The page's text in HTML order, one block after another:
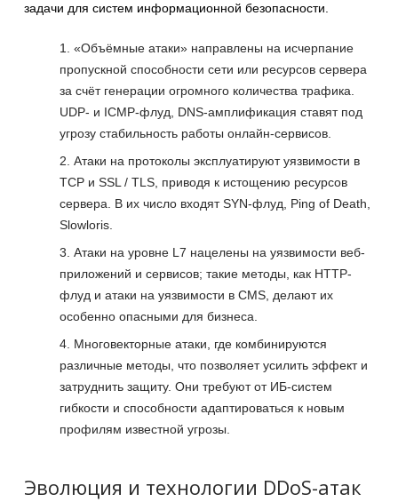
задачи для систем информационной безопасности.
«Объёмные атаки» направлены на исчерпание
пропускной способности сети или ресурсов сервера
за счёт генерации огромного количества трафика.
UDP- и ICMP-флуд, DNS-амплификация ставят под
угрозу стабильность работы онлайн-сервисов.
Атаки на протоколы эксплуатируют уязвимости в
TCP и SSL / TLS, приводя к истощению ресурсов
сервера. В их число входят SYN-флуд, Ping of Death,
Slowloris.
Атаки на уровне L7 нацелены на уязвимости веб-
приложений и сервисов; такие методы, как HTTP-
флуд и атаки на уязвимости в CMS, делают их
особенно опасными для бизнеса.
Многовекторные атаки, где комбинируются
различные методы, что позволяет усилить эффект и
затруднить защиту. Они требуют от ИБ-систем
гибкости и способности адаптироваться к новым
профилям известной угрозы.
Эволюция и технологии DDoS-атак